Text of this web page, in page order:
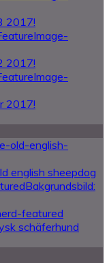
2017!
2017!
2017!
english sheepdog
Bakgrundsbild:
schäferhund